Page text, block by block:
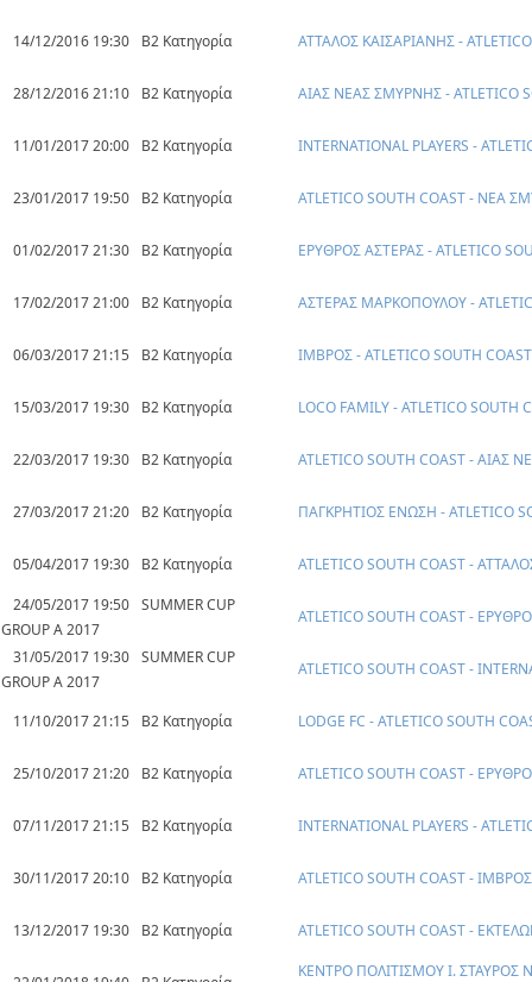
14/12/2016 19:30 Β2 Κατηγορία ΑΤΤΑΛΟΣ ΚΑΙΣΑΡΙΑΝΗΣ -
28/12/2016 21:10 Β2 Κατηγορία ΑΙΑΣ ΝΕΑΣ ΣΜΥΡΝΗΣ - ATLETICO
11/01/2017 20:00 Β2 Κατηγορία INTERNATIONAL PLAYERS -
23/01/2017 19:50 Β2 Κατηγορία ATLETICO SOUTH COAST - ΝΕΑ
01/02/2017 21:30 Β2 Κατηγορία ΕΡΥΘΡΟΣ ΑΣΤΕΡΑΣ - ATLETICO
17/02/2017 21:00 Β2 Κατηγορία ΑΣΤΕΡΑΣ ΜΑΡΚΟΠΟΥΛΟΥ -
06/03/2017 21:15 Β2 Κατηγορία ΙΜΒΡΟΣ - ATLETICO SOUTH COAST
15/03/2017 19:30 Β2 Κατηγορία LOCO FAMILY - ATLETICO SOUTH
22/03/2017 19:30 Β2 Κατηγορία ATLETICO SOUTH COAST - ΑΙΑΣ
27/03/2017 21:20 Β2 Κατηγορία ΠΑΓΚΡΗΤΙΟΣ ΕΝΩΣΗ - ATLETICO
05/04/2017 19:30 Β2 Κατηγορία
ATLETICO SOUTH COAST -
24/05/2017 19:50 SUMMER CUP
GROUP A 2017
ATLETICO SOUTH COAST -
31/05/2017 19:30 SUMMER CUP
GROUP A 2017
ATLETICO SOUTH COAST -
11/10/2017 21:15 Β2 Κατηγορία LODGE FC - ATLETICO SOUTH
25/10/2017 21:20 Β2 Κατηγορία ATLETICO SOUTH COAST -
07/11/2017 21:15 Β2 Κατηγορία INTERNATIONAL PLAYERS -
30/11/2017 20:10 Β2 Κατηγορία ATLETICO SOUTH COAST - ΙΜΒΡΟΣ
13/12/2017 19:30 Β2 Κατηγορία ATLETICO SOUTH COAST -
ΚΕΝΤΡΟ ΠΟΛΙΤΙΣΜΟΥ Ι. ΣΤΑΥΡΟΣ